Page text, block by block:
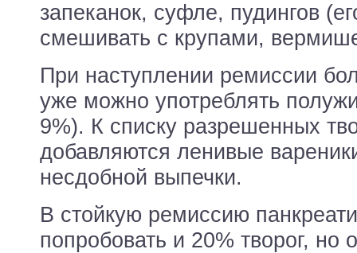
запеканок, суфле, пудингов
смешивать с крупами,
При наступлении ремиссии
уже можно употреблять
9%). К списку разрешенных
добавляются ленивые
несдобной выпечки.
В стойкую ремиссию
попробовать и 20% творог, но